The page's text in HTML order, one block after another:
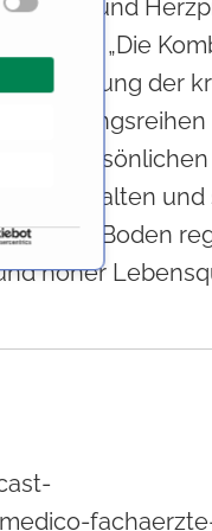
Gefäß- und
„Die
der
des persönlichen
aufzuhalten und
dem Boden
hoher